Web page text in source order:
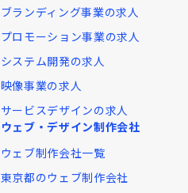
ブランディング事業の求人
プロモーション事業の求人
システム開発の求人
映像事業の求人
サービスデザインの求人
ウェブ・デザイン制作会社
ウェブ制作会社一覧
東京都のウェブ制作会社